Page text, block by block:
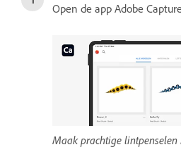
Open de app Adobe
Maak prachtige lintpenselen